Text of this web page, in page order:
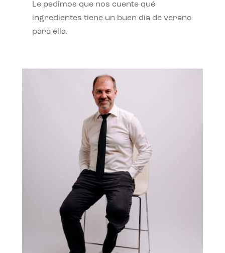
Le pedimos que nos cuente qué
ingredientes tiene un buen día de verano
para ella.